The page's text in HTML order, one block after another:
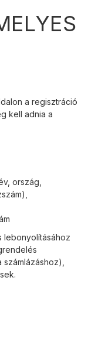
a regisztráció
kell adnia a
ország,
lebonyolításához